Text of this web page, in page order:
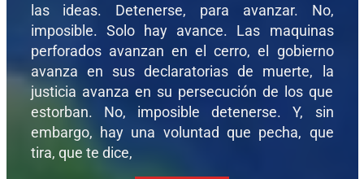
las ideas. Detenerse, para avanzar. No,
imposible. Solo hay avance. Las maquinas
perforados avanzan en el cerro, el gobierno
avanza en sus declaratorias de muerte, la
justicia avanza en su persecución de los que
estorban. No, imposible detenerse. Y, sin
embargo, hay una voluntad que pecha, que
tira, que te dice,